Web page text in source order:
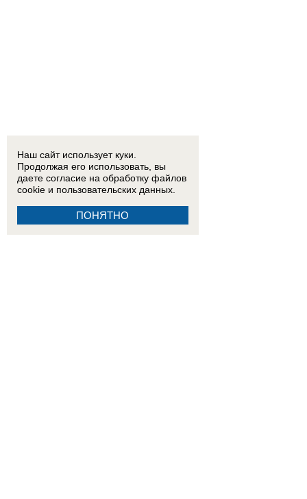
Наш сайт использует куки.
Продолжая его использовать, вы
даете согласие на обработку файлов
cookie и пользовательских данных.
ПОНЯТНО